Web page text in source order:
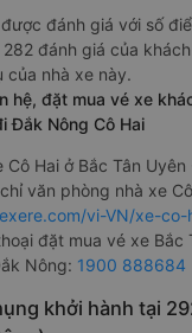
đánh giá với số
đánh giá của
của nhà xe này.
hệ, đặt mua vé xe
Đắk Nông Cô Hai
Cô Hai ở Bắc Tân
văn phòng nhà xe
vi-VN/xe-co-
đặt mua vé xe Bắc
Nông: 1900 888684
khởi hành tại